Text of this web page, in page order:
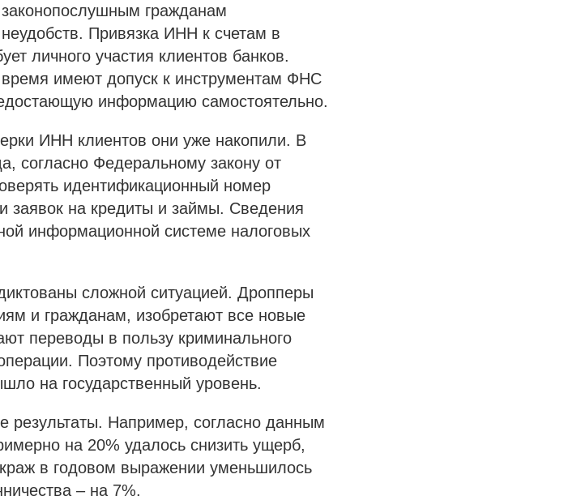
законопослушным гражданам
Привязка ИНН к счетам в
личного участия клиентов банков.
имеют допуск к инструментам ФНС
информацию самостоятельно.
ИНН клиентов они уже накопили. В
согласно Федеральному закону от
идентификационный номер
заявок на кредиты и займы. Сведения
информационной системе налоговых
сложной ситуацией. Дропперы
и гражданам, изобретают все новые
переводы в пользу криминального
Поэтому противодействие
на государственный уровень.
результаты. Например, согласно данным
на 20% удалось снизить ущерб,
в годовом выражении уменьшилось
– на 7%.